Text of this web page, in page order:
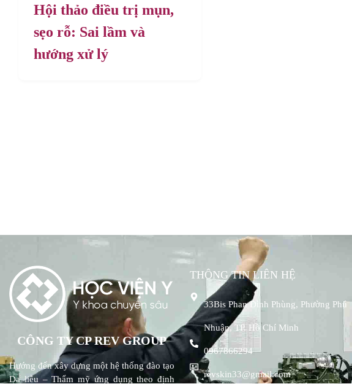
Hội thảo điều trị mụn,
sẹo rỗ: Sai lầm và
hướng xử lý
CÔNG TY CP REV GROUP
Hướng đến xây dựng một hệ thống đào tạo
Da liễu – Thẩm mỹ ứng dụng theo định
THÔNG TIN LIÊN HỆ
33Bis Phan Đình Phùng, Phường Phú
Nhuận, TP. Hồ Chí Minh
0967866294
revskin33@gmail.com